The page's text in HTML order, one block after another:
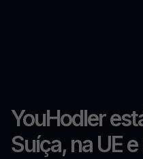
YouHodler
Suíça, na UE